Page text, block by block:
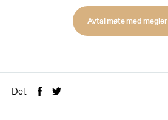
Avtal møte med megler
Del: